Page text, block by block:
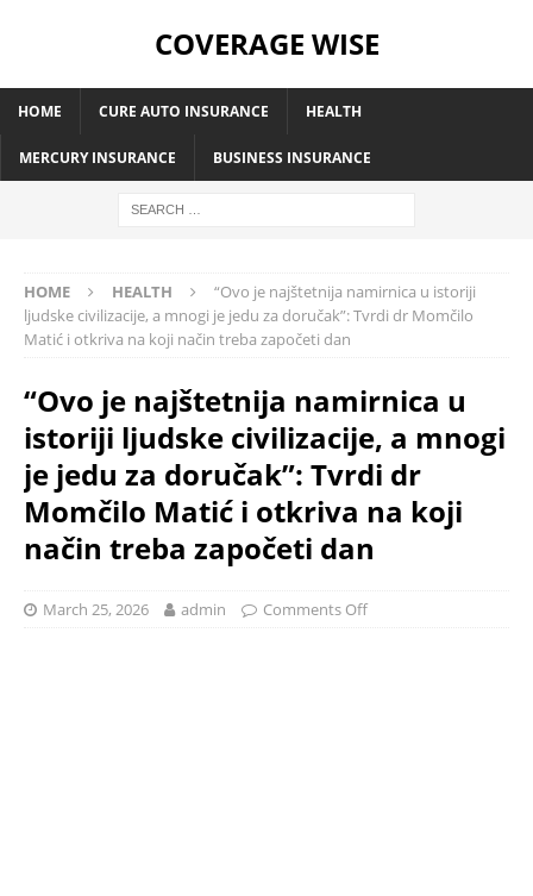
COVERAGE WISE
HOME CURE AUTO INSURANCE HEALTH
MERCURY INSURANCE BUSINESS INSURANCE
HOME HEALTH
“Ovo je najštetnija namirnica u istoriji
ljudske civilizacije, a mnogi je jedu za doručak”: Tvrdi dr Momčilo
Matić i otkriva na koji način treba započeti dan
“Ovo je najštetnija namirnica u
istoriji ljudske civilizacije, a mnogi
je jedu za doručak”: Tvrdi dr
Momčilo Matić i otkriva na koji
način treba započeti dan
March 25, 2026 admin Comments Off